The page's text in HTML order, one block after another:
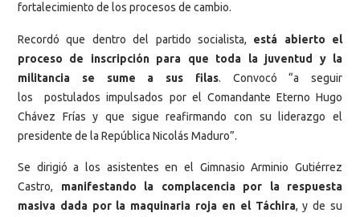
fortalecimiento de los procesos de cambio.
Recordó que dentro del partido socialista, está abierto el
proceso de inscripción para que toda la juventud y la
militancia se sume a sus filas. Convocó “a seguir
los postulados impulsados por el Comandante Eterno Hugo
Chávez Frías y que sigue reafirmando con su liderazgo el
presidente de la República Nicolás Maduro”.
Se dirigió a los asistentes en el Gimnasio Arminio Gutiérrez
Castro, manifestando la complacencia por la respuesta
masiva dada por la maquinaria roja en el Táchira, y de su